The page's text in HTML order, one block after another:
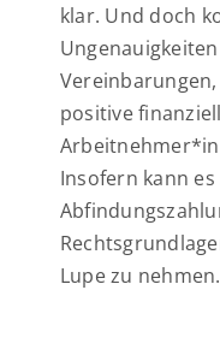
klar. Und doch
positive
Insofern kann
Lupe zu nehmen.